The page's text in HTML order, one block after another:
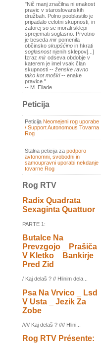
"Nič manj značilna ni enakost
pravic v staroslovanskih
družbah. Polno pooblastilo je
pripadalo celotni skupnosti, in
zatorej so se morali sklepi
sprejemati soglasno. Prvotno
je beseda mir pomenila
občinsko skupščino in hkrati
soglasnostnjenih sklepov[...]
Izraz mir odseva obdobje v
katerem je imel vsak član
skupnosti -- ženske ravno
tako kot moški-- enake
pravice."
-- M. Eliade
Peticija
Peticija Neomejeni rog uporabe
/ Support Autonomous Tovarna
Rog
Stalna peticija za podporo
avtonomni, svobodni in
samoupravni uporabi nekdanje
tovarne Rog
Rog RTV
Radix Quadrata
Sexaginta Quattuor
PARTE 1:
Butalce Na
Prevzgojo _ Prašiča
V Kletko _ Bankirje
Pred Zid
/ Kaj delaš ? // Hlinim dela...
Psa Na Vrvico _ Lsd
V Usta _ Jezik Za
Zobe
///// Kaj delaš ? //// Hlini...
Rog RTV Présente: